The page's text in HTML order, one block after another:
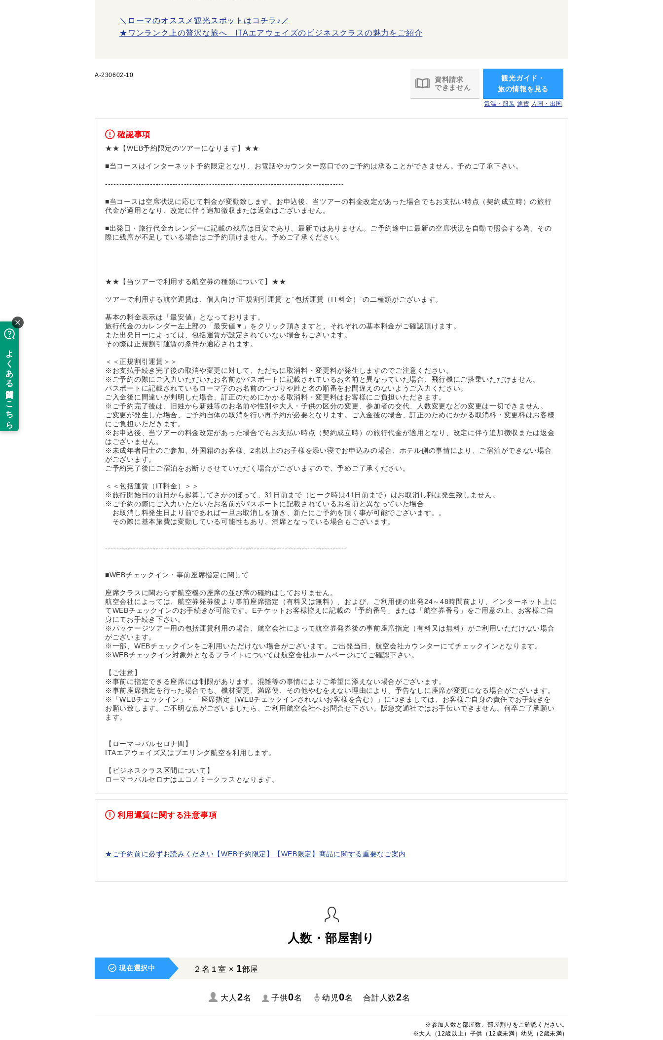
＼ローマのオススメ観光スポットはコチラ♪／
★ワンランク上の贅沢な旅へ ITAエアウェイズのビジネスクラスの魅力をご紹介
A-230602-10
資料請求
できません
観光ガイド・
旅の情報を見る
気温・服装 通貨 入国・出国
確認事項
★★【WEB予約限定のツアーになります】★★
■当コースはインターネット予約限定となり、お電話やカウンター窓口でのご予約は承ることができません。予めご了承下さい。
-------------------------------------------------------------------------------------
■当コースは空席状況に応じて料金が変動致します。お申込後、当ツアーの料金改定があった場合でもお支払い時点（契約成立時）の旅行
代金が適用となり、改定に伴う追加徴収または返金はございません。
■出発日・旅行代金カレンダーに記載の残席は目安であり、最新ではありません。ご予約途中に最新の空席状況を自動で照会する為、その
際に残席が不足している場合はご予約頂けません。予めご了承ください。
★★【当ツアーで利用する航空券の種類について】★★
ツアーで利用する航空運賃は、個人向け“正規割引運賃”と“包括運賃（IT料金）”の二種類がございます。
基本の料金表示は「最安値」となっております。
旅行代金のカレンダー左上部の「最安値▼」をクリック頂きますと、それぞれの基本料金がご確認頂けます。
また出発日ーによっては、包括運賃が設定されていない場合もございます。
その際は正規割引運賃の条件が適応されます。
＜＜正規割引運賃＞＞
※お支払手続き完了後の取消や変更に対して、ただちに取消料・変更料が発生しますのでご注意ください。
※ご予約の際にご入力いただいたお名前がパスポートに記載されているお名前と異なっていた場合、飛行機にご搭乗いただけません。
パスポートに記載されているローマ字のお名前のつづりや姓と名の順番をお間違えのないようご入力ください。
ご入金後に間違いが判明した場合、訂正のためにかかる取消料・変更料はお客様にご負担いただきます。
※ご予約完了後は、旧姓から新姓等のお名前や性別や大人・子供の区分の変更、参加者の交代、人数変更などの変更は一切できません。
ご変更が発生した場合、ご予約自体の取消を行い再予約が必要となります。ご入金後の場合、訂正のためにかかる取消料・変更料はお客様
にご負担いただきます。
※お申込後、当ツアーの料金改定があった場合でもお支払い時点（契約成立時）の旅行代金が適用となり、改定に伴う追加徴収または返金
はございません。
※未成年者同士のご参加、外国籍のお客様、2名以上のお子様を添い寝でお申込みの場合、ホテル側の事情により、ご宿泊ができない場合
がございます。
ご予約完了後にご宿泊をお断りさせていただく場合がございますので、予めご了承ください。
＜＜包括運賃（IT料金）＞＞
※旅行開始日の前日から起算してさかのぼって、31日前まで（ピーク時は41日前まで）はお取消し料は発生致しません。
※ご予約の際にご入力いただいたお名前がパスポートに記載されているお名前と異なっていた場合
お取消し料発生日より前であれば一旦お取消しを頂き、新たにご予約を頂く事が可能でございます。。
その際に基本旅費は変動している可能性もあり、満席となっている場合もございます。
--------------------------------------------------------------------------------------
■WEBチェックイン・事前座席指定に関して
座席クラスに関わらず航空機の座席の並び席の確約はしておりません。
航空会社によっては、航空券発券後より事前座席指定（有料又は無料）、および、ご利用便の出発24～48時間前より、インターネット上に
てWEBチェックインのお手続きが可能です。Eチケットお客様控えに記載の「予約番号」または「航空券番号」をご用意の上、お客様ご自
身にてお手続き下さい。
※パッケージツアー用の包括運賃利用の場合、航空会社によって航空券発券後の事前座席指定（有料又は無料）がご利用いただけない場合
がございます。
※一部、WEBチェックインをご利用いただけない場合がございます。ご出発当日、航空会社カウンターにてチェックインとなります。
※WEBチェックイン対象外となるフライトについては航空会社ホームページにてご確認下さい。
【ご注意】
※事前に指定できる座席には制限があります。混雑等の事情によりご希望に添えない場合がございます。
※事前座席指定を行った場合でも、機材変更、満席便、その他やむをえない理由により、予告なしに座席が変更になる場合がございます。
※「WEBチェックイン」・「座席指定（WEBチェックインされないお客様を含む）」につきましては、お客様ご自身の責任でお手続きを
お願い致します。ご不明な点がございましたら、ご利用航空会社へお問合せ下さい。阪急交通社ではお手伝いできません。何卒ご了承願い
ます。
【ローマ⇒バルセロナ間】
ITAエアウェイズ又はブエリング航空を利用します。
【ビジネスクラス区間について】
ローマ⇒バルセロナはエコノミークラスとなります。
利用運賃に関する注意事項
★ご予約前に必ずお読みください【WEB予約限定】【WEB限定】商品に関する重要なご案内
人数・部屋割り
現在選択中 ２名１室 × 1部屋
大人 2名 子供0名 幼児0名 合計人数2名
※参加人数と部屋数、部屋割りをご確認ください。
※大人（12歳以上）子供（12歳未満）幼児（2歳未満）